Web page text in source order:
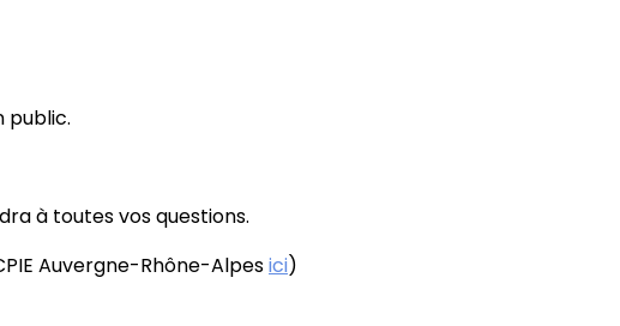
public.
à toutes vos questions.
Auvergne-Rhône-Alpesici)